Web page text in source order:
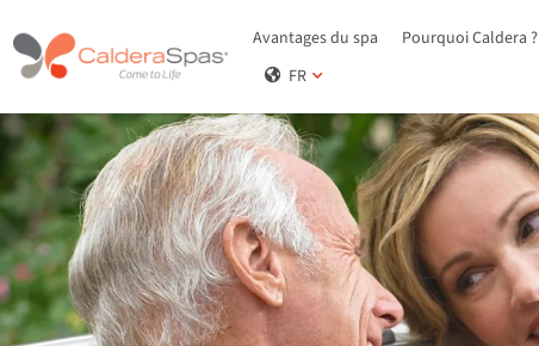
Avantages du spa Pourquoi Caldera ?
FR